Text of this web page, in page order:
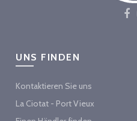
UNS FINDEN
Kontaktieren Sie uns
La Ciotat - Port Vieux